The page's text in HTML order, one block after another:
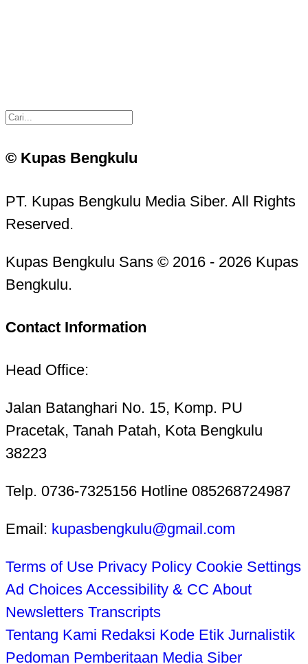
© Kupas Bengkulu
PT. Kupas Bengkulu Media Siber. All Rights
Reserved.
Kupas Bengkulu Sans © 2016 - 2026 Kupas
Bengkulu.
Contact Information
Head Office:
Jalan Batanghari No. 15, Komp. PU
Pracetak, Tanah Patah, Kota Bengkulu
38223
Telp. 0736-7325156 Hotline 085268724987
Email: kupasbengkulu@gmail.com
Terms of Use Privacy Policy Cookie Settings
Ad Choices Accessibility & CC About
Newsletters Transcripts
Tentang Kami Redaksi Kode Etik Jurnalistik
Pedoman Pemberitaan Media Siber